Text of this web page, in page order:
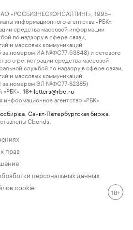
«РОСБИЗНЕСКОНСАЛТИНГ», 1995–
информационного агентства «РБК»
средства массовой информации
по надзору в сфере связи,
и массовых коммуникаций
за номером ИА №ФС77-63848) и сетевого
о регистрации средства массовой
службой по надзору в сфере связи,
и массовых коммуникаций
за номером ЭЛ №ФС77-82385)
18+ letters@rbc.ru
информационное агентство «РБК».
Санкт-Петербургская биржа
Cbonds.
прав
персональных данных
cookie
18+